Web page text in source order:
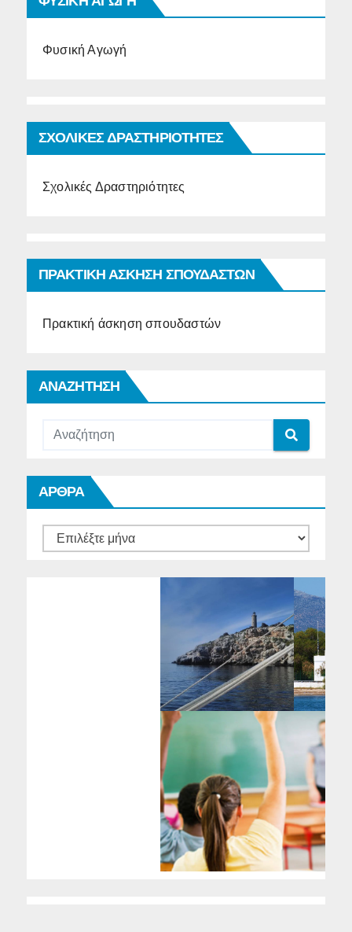
Φυσική Αγωγή
ΣΧΟΛΙΚΕΣ ΔΡΑΣΤΗΡΙΟΤΗΤΕΣ
Σχολικές Δραστηριότητες
ΠΡΑΚΤΙΚΗ ΑΣΚΗΣΗ ΣΠΟΥΔΑΣΤΩΝ
Πρακτική άσκηση σπουδαστών
ΑΝΑΖΗΤΗΣΗ
ΑΡΘΡΑ
ΑΡΘΡΑ